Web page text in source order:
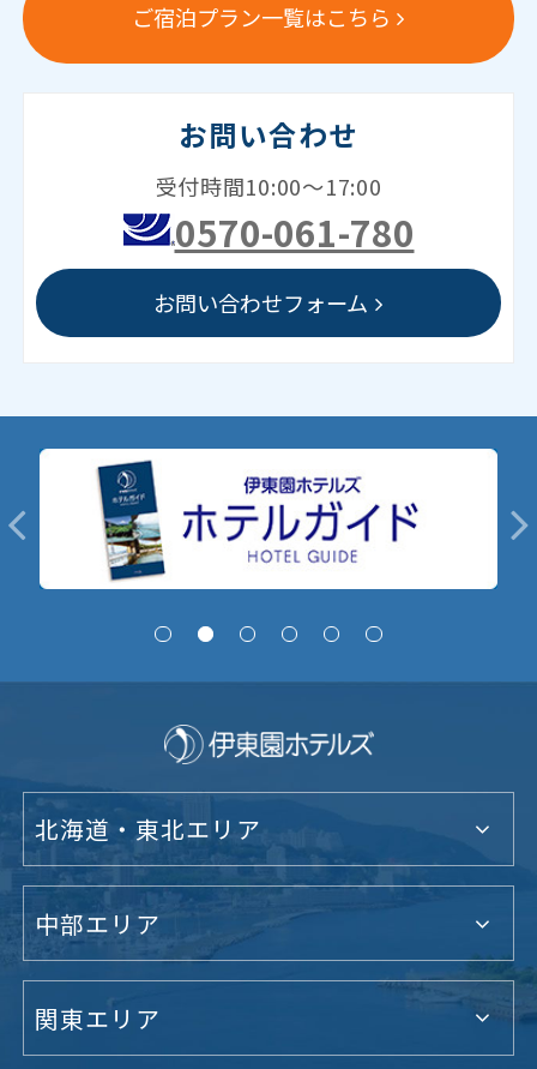
ご宿泊プラン一覧はこちら
お問い合わせ
受付時間10:00～17:00
0570-061-780
お問い合わせフォーム
北海道・東北エリア
中部エリア
関東エリア